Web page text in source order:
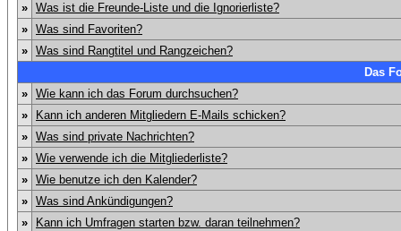
» Was ist die Freunde-Liste und die Ignorierliste?
» Was sind Favoriten?
» Was sind Rangtitel und Rangzeichen?
Das
» Wie kann ich das Forum durchsuchen?
»
Kann ich anderen Mitgliedern E-Mails schicken?
» Was sind private Nachrichten?
» Wie verwende ich die Mitgliederliste?
» Wie benutze ich den Kalender?
» Was sind Ankündigungen?
»
Kann ich Umfragen starten bzw. daran teilnehmen?